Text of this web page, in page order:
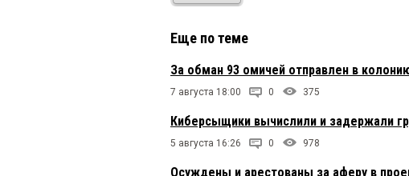
Еще по теме
За обман 93 омичей отправлен в
7 августа 18:00 0 375
Киберсыщики вычислили и задержали
5 августа 16:26 0 978
Осуждены и арестованы за аферу в